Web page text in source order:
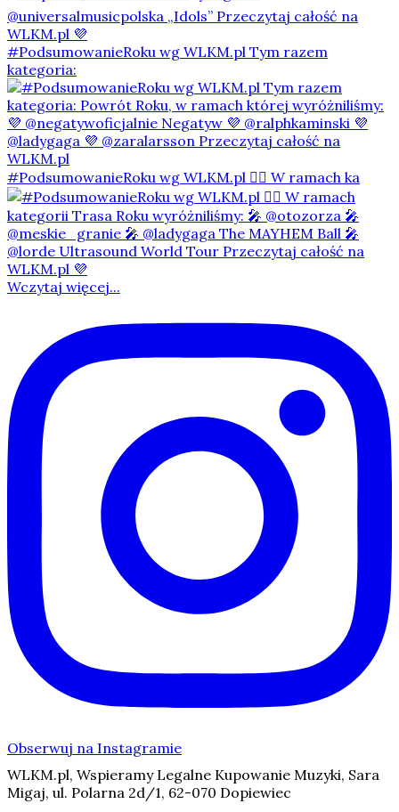
#PodsumowanieRoku wg WLKM.pl Tym razem
kategoria:
#PodsumowanieRoku wg WLKM.pl 👇🏻 W ramach ka
Wczytaj więcej...
Obserwuj na Instagramie
WLKM.pl, Wspieramy Legalne Kupowanie Muzyki, Sara
Migaj, ul. Polarna 2d/1, 62-070 Dopiewiec